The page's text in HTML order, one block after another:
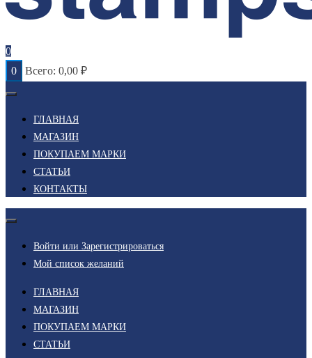
0
0
Всего: 0,00 ₽
ГЛАВНАЯ
МАГАЗИН
ПОКУПАЕМ МАРКИ
СТАТЬИ
КОНТАКТЫ
Войти или Зарегистрироваться
Мой список желаний
ГЛАВНАЯ
МАГАЗИН
ПОКУПАЕМ МАРКИ
СТАТЬИ